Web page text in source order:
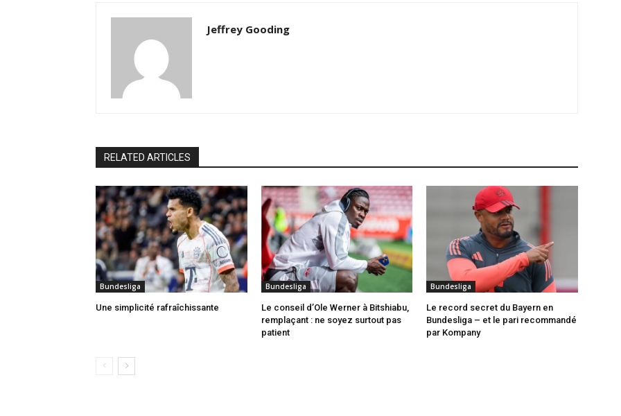
Jeffrey Gooding
RELATED ARTICLES
Bundesliga
Une simplicité rafraîchissante
Bundesliga
Le conseil d’Ole Werner à Bitshiabu,
remplaçant : ne soyez surtout pas
patient
Bundesliga
Le record secret du Bayern en
Bundesliga – et le pari recommandé
par Kompany